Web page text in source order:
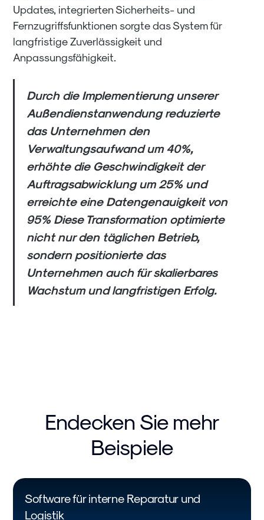
Updates, integrierten Sicherheits- und
Fernzugriffsfunktionen sorgte das System für
langfristige Zuverlässigkeit und
Anpassungsfähigkeit.
Durch die Implementierung unserer
Außendienstanwendung reduzierte
das Unternehmen den
Verwaltungsaufwand um 40%,
erhöhte die Geschwindigkeit der
Auftragsabwicklung um 25% und
erreichte eine Datengenauigkeit von
95% Diese Transformation optimierte
nicht nur den täglichen Betrieb,
sondern positionierte das
Unternehmen auch für skalierbares
Wachstum und langfristigen Erfolg.
Endecken Sie mehr
Beispiele
Software für interne Reparatur und
Logistik